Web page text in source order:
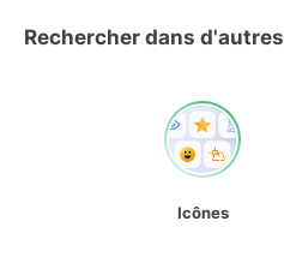
Rechercher dans
Icônes